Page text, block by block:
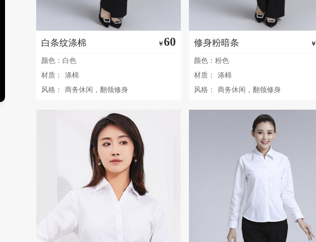
白条纹涤棉 ￥60
颜色：白色
材质：
涤棉
风格：
商务休闲，翻领修身
修身粉暗条 ￥
颜色：粉色
材质：
涤棉
风格：
商务休闲，翻领修身